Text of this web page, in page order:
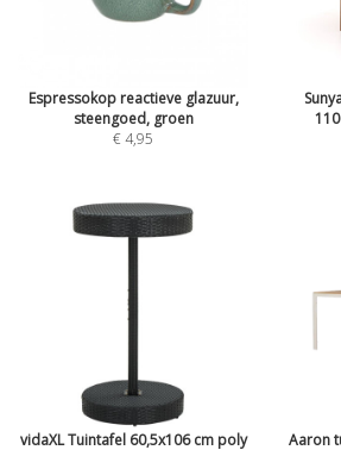
Espressokop reactieve glazuur,
steengoed, groen
€ 4,95
vidaXL Tuintafel 60,5x106 cm poly Aaron